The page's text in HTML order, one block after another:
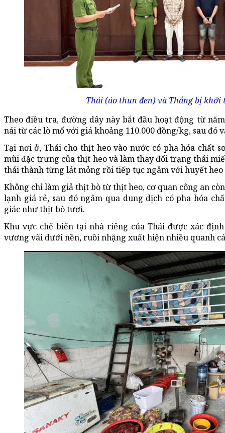
Thái (áo thun đen) và Thắng bị khởi
Theo điều tra, đường dây này bắt đầu hoạt động từ
nái từ các lò mổ với giá khoảng 110.000 đồng/kg, sau đó
Tại nơi ở, Thái cho thịt heo vào nước có pha hóa chất
mùi đặc trưng của thịt heo và làm thay đổi trạng thái
thái thành từng lát mỏng rồi tiếp tục ngâm với huyết heo
Không chỉ làm giả thịt bò từ thịt heo, cơ quan công an
lạnh giá rẻ, sau đó ngâm qua dung dịch có pha hóa
giác như thịt bò tươi.
Khu vực chế biến tại nhà riêng của Thái được xác
vương vãi dưới nền, ruồi nhặng xuất hiện nhiều quanh